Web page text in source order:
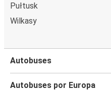
Pułtusk
Wilkasy
Autobuses
Autobuses por Europa